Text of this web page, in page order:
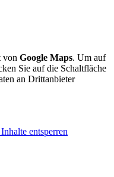
von Google Maps. Um auf
Sie auf die Schaltfläche
an Drittanbieter
entsperren